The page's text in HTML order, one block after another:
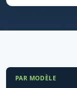
PAR MODÈLE